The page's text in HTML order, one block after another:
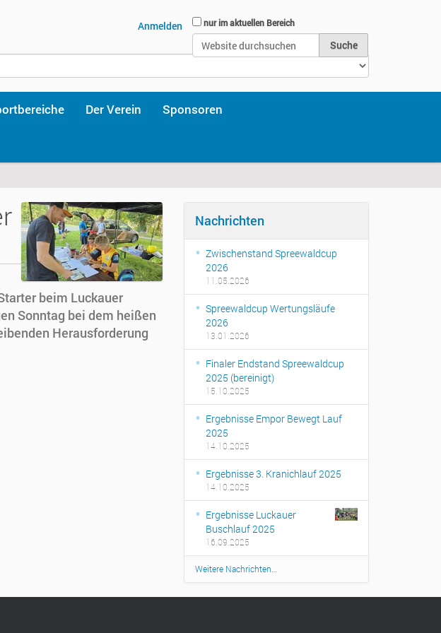
Website durchsuchen
nur im aktuellen Bereich
Anmelden
Der Verein Sponsoren
beim Luckauer
Sonntag bei dem heißen
Herausforderung
Nachrichten
Zwischenstand Spreewaldcup
2026
11.05.2026
Spreewaldcup Wertungsläufe
2026
13.01.2026
Finaler Endstand Spreewaldcup
2025 (bereinigt)
15.10.2025
Ergebnisse Empor Bewegt Lauf
2025
14.10.2025
Ergebnisse 3. Kranichlauf 2025
14.10.2025
Ergebnisse Luckauer
Buschlauf 2025
16.09.2025
Weitere Nachrichten…